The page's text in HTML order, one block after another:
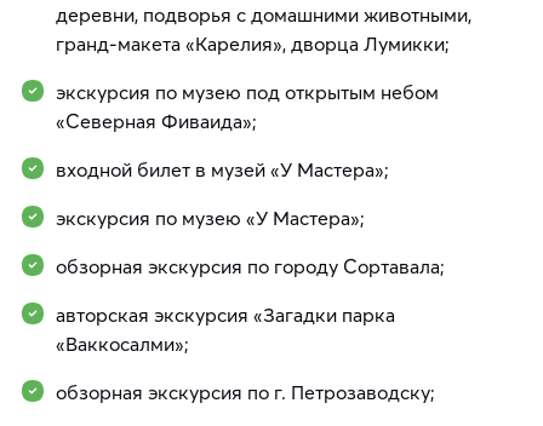
деревни, подворья с домашними животными,
гранд-макета «Карелия», дворца Лумикки;
экскурсия по музею под открытым небом
«Северная Фиваида»;
входной билет в музей «У Мастера»;
экскурсия по музею «У Мастера»;
обзорная экскурсия по городу Сортавала;
авторская экскурсия «Загадки парка
«Ваккосалми»;
обзорная экскурсия по г. Петрозаводску;